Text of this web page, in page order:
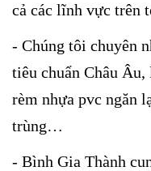
cả các lĩnh vực trên
- Chúng tôi chuyên
tiêu chuẩn Châu
rèm nhựa pvc ngăn
trùng…
- Bình Gia Thành